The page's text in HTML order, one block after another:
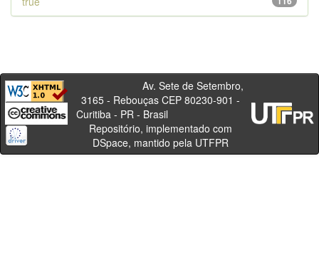
Av. Sete de Setembro,
3165 - Rebouças CEP 80230-901 -
Curitiba - PR - Brasil
Repositório, implementado com
DSpace, mantido pela UTFPR